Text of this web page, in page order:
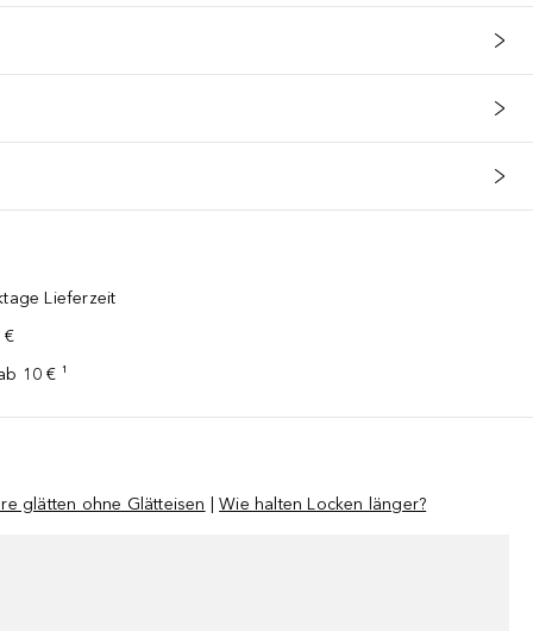
Lieferzeit
€
10 € ¹
glätten ohne Glätteisen |Wie halten Locken länger?